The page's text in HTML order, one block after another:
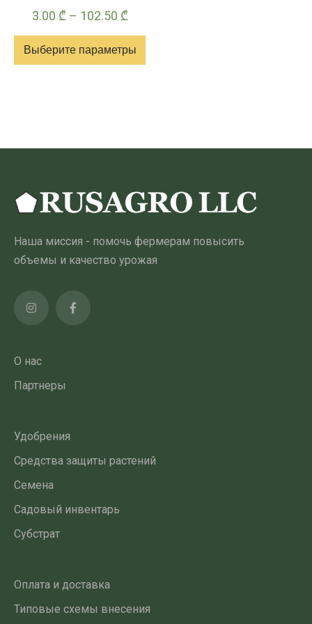
3.00 ₾ – 102.50 ₾Диапазон
цен:
3.00 ₾
Выберите параметры
можно
выбрать
странице
товара
Наша миссия - помочь фермерам повысить
объемы и качество урожая
О нас
Партнеры
Удобрения
Средства защиты растений
Семена
Садовый инвентарь
Субстрат
Оплата и доставка
Типовые схемы внесения